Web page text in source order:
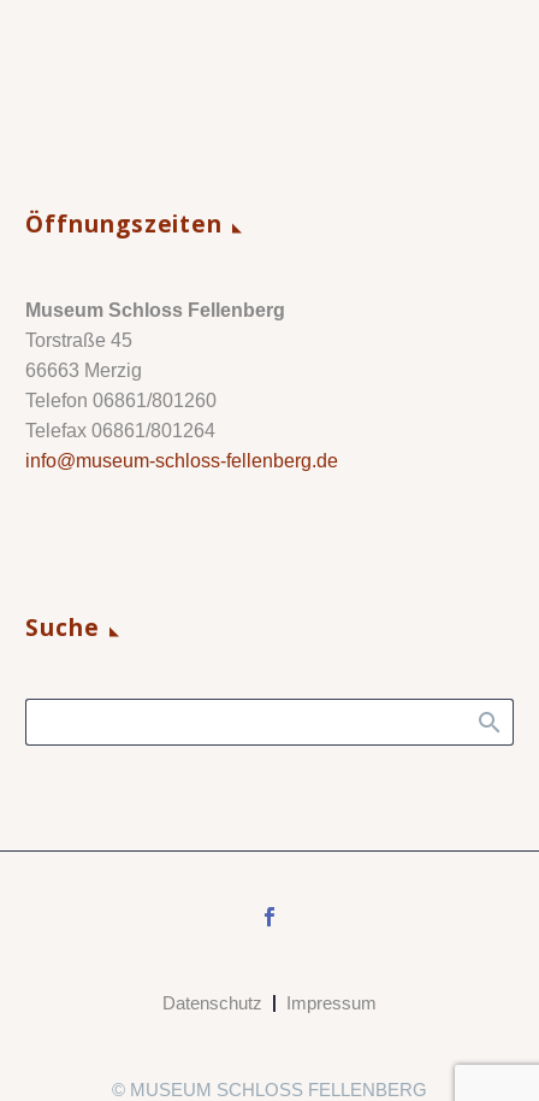
Öffnungszeiten
Museum Schloss Fellenberg
Torstraße 45
66663 Merzig
Telefon 06861/801260
Telefax 06861/801264
info@museum-schloss-fellenberg.de
Suche
Datenschutz Impressum
© MUSEUM SCHLOSS FELLENBERG